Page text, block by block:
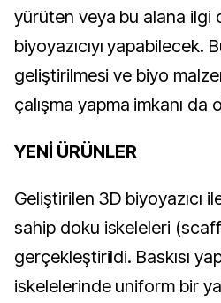
yürüten veya bu alana ilgi
biyoyazıcıyı yapabilecek.
geliştirilmesi ve biyo
çalışma yapma imkanı da
YENİ ÜRÜNLER
Geliştirilen 3D biyoyazıcı
sahip doku iskeleleri
gerçekleştirildi. Baskısı
iskelelerinde uniform bir